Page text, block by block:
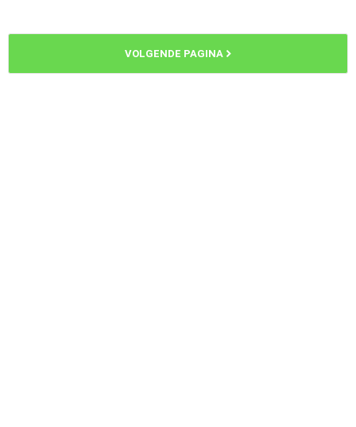
VOLGENDE PAGINA